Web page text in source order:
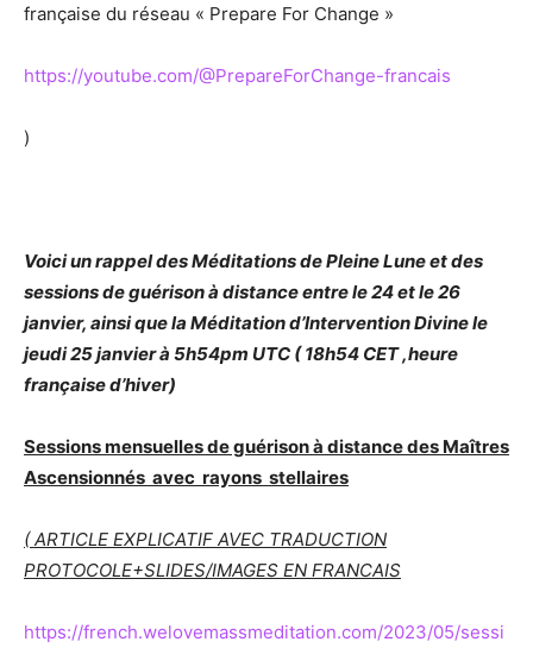
française du réseau « Prepare For Change »
https://youtube.com/@PrepareForChange-francais
)
Voici un rappel des Méditations de Pleine Lune et des
sessions de guérison à distance entre le 24 et le 26
janvier, ainsi que la Méditation d’Intervention Divine le
jeudi 25 janvier à 5h54pm UTC ( 18h54 CET ,heure
française d’hiver)
Sessions mensuelles de guérison à distance des Maîtres
Ascensionnés avec rayons stellaires
( ARTICLE EXPLICATIF AVEC TRADUCTION
PROTOCOLE+SLIDES/IMAGES EN FRANCAIS
https://french.welovemassmeditation.com/2023/05/sessi